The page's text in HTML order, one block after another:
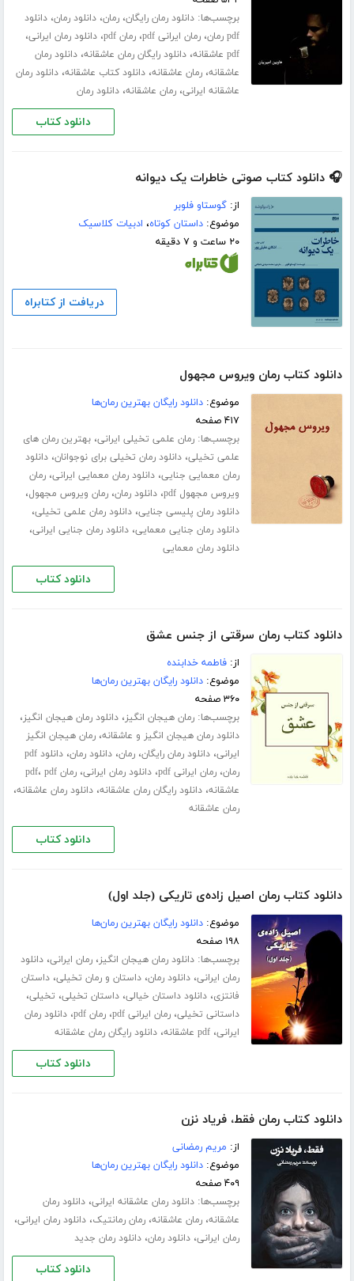
برچسب‌ها:دانلود رمان رایگان،رمان،دانلود رمان،دانلود
pdf رمان
،رمان ایرانی pdf ،رمان pdf ،دانلود رمان ایرانی،
pdf عاشقانه ،دانلود رایگان رمان عاشقانه،دانلود رمان
عاشقانه،رمان عاشقانه،دانلود کتاب عاشقانه،دانلود رمان
عاشقانه ایرانی،رمان عاشقانه،دانلود رمان
دانلود کتاب
🎧 دانلود کتاب صوتی خاطرات یک دیوانه
از:گوستاو فلوبر
موضوع:داستان کوتاه، ادبیات کلاسیک
۲۰ ساعت و ۷ دقیقه
دریافت از کتابراه
دانلود کتاب رمان ویروس مجهول
موضوع:دانلود رایگان بهترین رمان‌ها
۴۱۷ صفحه
برچسب‌ها:رمان علمی تخیلی ایرانی،بهترین رمان های
علمی تخیلی،دانلود رمان تخیلی برای نوجوانان،دانلود
رمان معمایی جنایی،دانلود رمان معمایی ایرانی،رمان
ویروس مجهول pdf
،دانلود رمان،رمان ویروس مجهول،
دانلود رمان پلیسی جنایی،دانلود رمان علمی تخیلی،
دانلود رمان جنایی معمایی،دانلود رمان جنایی ایرانی،
دانلود رمان معمایی
دانلود کتاب
دانلود کتاب رمان سرقتی از جنس عشق
از:فاطمه خدابنده
موضوع:دانلود رایگان بهترین رمان‌ها
۳۶۰ صفحه
برچسب‌ها:رمان هیجان انگیز،دانلود رمان هیجان انگیز،
دانلود رمان هیجان انگیز و عاشقانه،رمان هیجان انگیز
ایرانی،دانلود رمان رایگان،رمان،دانلود رمان،
دانلود pdf
رمان،رمان ایرانی pdf ،دانلود رمان ایرانی،رمان pdf ، pdf
عاشقانه،دانلود رایگان رمان عاشقانه،دانلود رمان عاشقانه،
رمان عاشقانه
دانلود کتاب
دانلود کتاب رمان اصیل زاده‌ی تاریکی (جلد اول)
موضوع:دانلود رایگان بهترین رمان‌ها
۱۹۸ صفحه
برچسب‌ها:دانلود رمان هیجان انگیز،رمان ایرانی،دانلود
رمان ایرانی،دانلود رمان،داستان و رمان تخیلی،داستان
فانتزی،دانلود داستان خیالی،داستان تخیلی، تخیلی،
داستانی تخیلی،رمان ایرانی pdf ،رمان pdf ،دانلود رمان
ایرانی،pdf عاشقانه ،دانلود رایگان رمان عاشقانه
دانلود کتاب
دانلود کتاب رمان فقط، فریاد نزن
از: مریم رمضانی
موضوع:دانلود رایگان بهترین رمان‌ها
۴۰۹ صفحه
برچسب‌ها:دانلود رمان عاشقانه ایرانی،دانلود رمان
عاشقانه،رمان عاشقانه،رمان رمانتیک،دانلود رمان ایرانی،
رمان ایرانی،دانلود رمان،دانلود رمان جدید
دانلود کتاب